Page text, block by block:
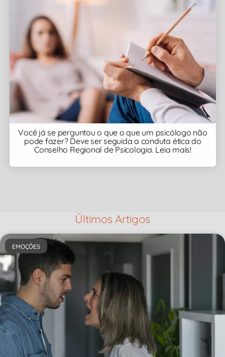
Você já se perguntou o que o que um psicólogo não
pode fazer? Deve ser seguida a conduta ética do
Conselho Regional de Psicologia. Leia mais!
Últimos Artigos
EMOÇÕES